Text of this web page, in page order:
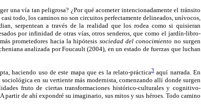
una vía tan peligrosa? ¿Por qué acometer intencionadamente el tránsito
todo, los caminos no son circuitos perfectamente delineados, unívocos,
serpentean a través de la realidad que los rodea como si quisieran
por infinidad de otras vías, otros senderos, que como el jardín-libro-
prometedores hacia la hipótesis sociedad del conocimiento no surgen
analizada por Foucault (2004), en un estado de fuerzas que luchan
haciendo uso de este mapa que es la relato-práctica3 aquí narrada. En
en su vertiente más modernista, comenzando allí donde surgen
fruto de ciertas transformaciones histórico-culturales y cognitivo-
partir de ahí expondré su imaginario, sus mitos y sus héroes. Todo camino